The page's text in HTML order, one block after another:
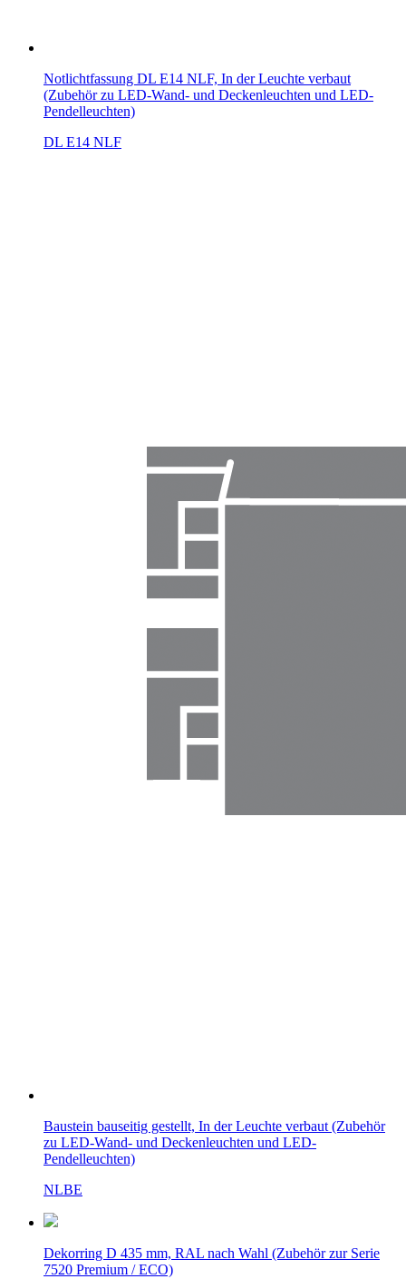
Notlichtfassung DL E14 NLF, In der Leuchte verbaut
(Zubehör zu LED-Wand- und Deckenleuchten und LED-
Pendelleuchten)
DL E14 NLF
Baustein bauseitig gestellt, In der Leuchte verbaut (Zubehör
zu LED-Wand- und Deckenleuchten und LED-
Pendelleuchten)
NLBE
Dekorring D 435 mm, RAL nach Wahl (Zubehör zur Serie
7520 Premium / ECO)